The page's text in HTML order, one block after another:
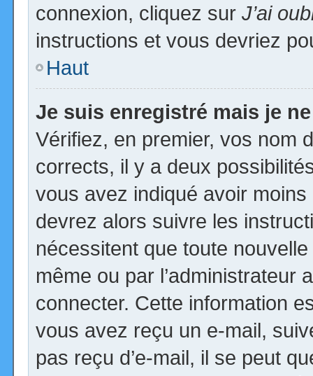
connexion, cliquez sur J’ai
instructions et vous devriez
Haut
Je suis enregistré mais je
Vérifiez, en premier, vos nom
corrects, il y a deux
vous avez indiqué avoir
devrez alors suivre les
nécessitent que toute
même ou par l’administrateur
connecter. Cette information
vous avez reçu un e-mail,
pas reçu d’e-mail, il se peut